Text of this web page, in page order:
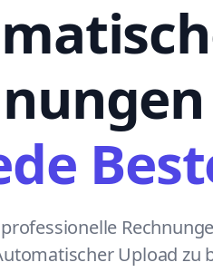
Upload zu